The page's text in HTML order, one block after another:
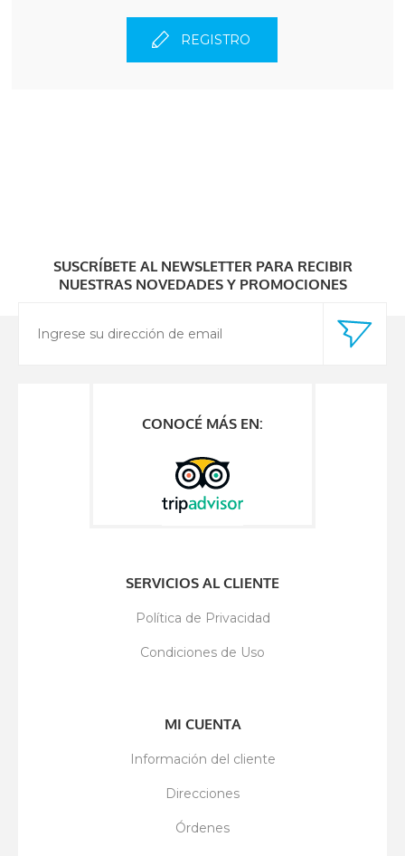
REGISTRO
SUSCRÍBETE AL NEWSLETTER PARA RECIBIR
NUESTRAS NOVEDADES Y PROMOCIONES
CONOCÉ MÁS EN:
SERVICIOS AL CLIENTE
Política de Privacidad
Condiciones de Uso
MI CUENTA
Información del cliente
Direcciones
Órdenes